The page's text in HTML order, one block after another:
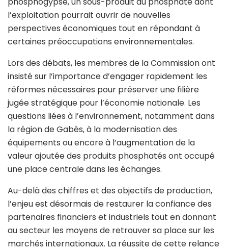
l’exploitation pourrait ouvrir de nouvelles
perspectives économiques tout en répondant à
certaines préoccupations environnementales.
Lors des débats, les membres de la Commission ont
insisté sur l’importance d’engager rapidement les
réformes nécessaires pour préserver une filière
jugée stratégique pour l’économie nationale. Les
questions liées à l’environnement, notamment dans
la région de Gabès, à la modernisation des
équipements ou encore à l’augmentation de la
valeur ajoutée des produits phosphatés ont occupé
une place centrale dans les échanges.
Au-delà des chiffres et des objectifs de production,
l’enjeu est désormais de restaurer la confiance des
partenaires financiers et industriels tout en donnant
au secteur les moyens de retrouver sa place sur les
marchés internationaux. La réussite de cette relance